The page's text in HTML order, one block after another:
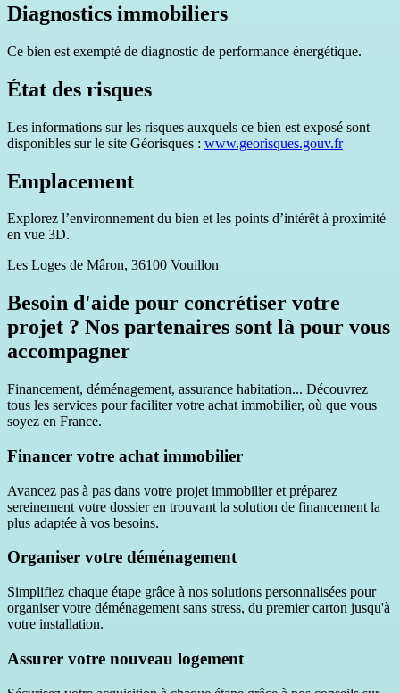
Diagnostics immobiliers
Ce bien est exempté de diagnostic de performance énergétique.
État des risques
Les informations sur les risques auxquels ce bien est exposé sont
disponibles sur le site Géorisques : www.georisques.gouv.fr
Emplacement
Explorez l’environnement du bien et les points d’intérêt à proximité
en vue 3D.
Les Loges de Mâron, 36100 Vouillon
Besoin d'aide pour concrétiser votre
projet ? Nos partenaires sont là pour vous
accompagner
Financement, déménagement, assurance habitation... Découvrez
tous les services pour faciliter votre achat immobilier, où que vous
soyez en France.
Financer votre achat immobilier
Avancez pas à pas dans votre projet immobilier et préparez
sereinement votre dossier en trouvant la solution de financement la
plus adaptée à vos besoins.
Organiser votre déménagement
Simplifiez chaque étape grâce à nos solutions personnalisées pour
organiser votre déménagement sans stress, du premier carton jusqu'à
votre installation.
Assurer votre nouveau logement